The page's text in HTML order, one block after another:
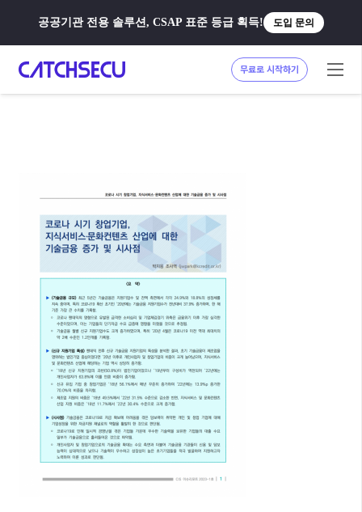
공공기관 전용 솔루션, CSAP 표준 등급 획득! 도입 문의
무료로 시작하기